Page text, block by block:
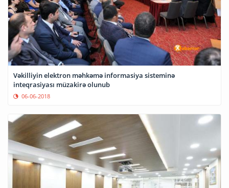
Vəkilliyin elektron məhkəmə informasiya sisteminə
inteqrasiyası müzakirə olunub
06-06-2018